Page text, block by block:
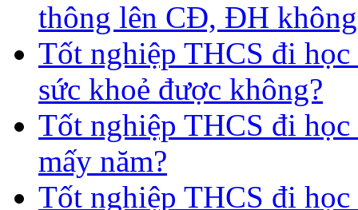
thông lên CĐ, ĐH
Tốt nghiệp THCS đi học
sức khoẻ được không?
Tốt nghiệp THCS đi
mấy năm?
Tốt nghiệp THCS đi